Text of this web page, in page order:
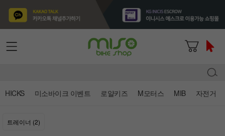
HICKS 미소바이크 이벤트 로얄키즈 M모터스 MIB 자전거
트레이너 (2)